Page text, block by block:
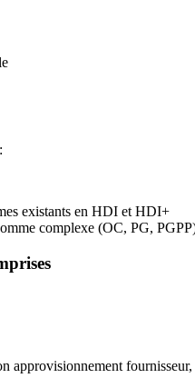
existants en HDI et HDI+
complexe (OC, PG,
approvisionnement